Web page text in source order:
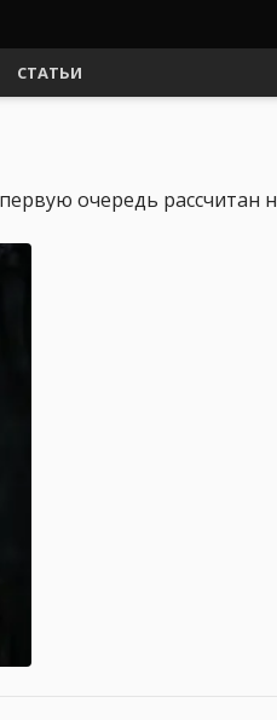
СТАТЬИ
очередь рассчитан